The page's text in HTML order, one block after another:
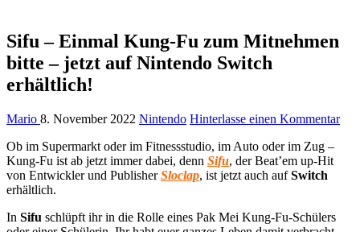
Sifu – Einmal Kung-Fu zum Mitnehmen
bitte – jetzt auf Nintendo Switch
erhältlich!
Mario 8. November 2022 Nintendo Hinterlasse einen Kommentar
Ob im Supermarkt oder im Fitnessstudio, im Auto oder im Zug –
Kung-Fu ist ab jetzt immer dabei, denn Sifu, der Beat’em up-Hit
von Entwickler und PublisherSloclap, ist jetzt auch aufSwitch
erhältlich.
In Sifu schlüpft ihr in die Rolle eines Pak Mei Kung-Fu-Schülers